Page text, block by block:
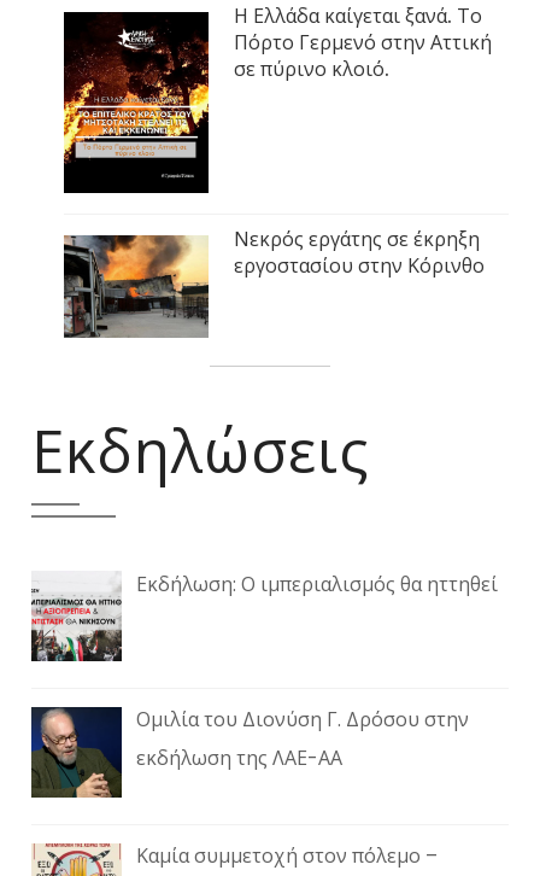
Η Ελλάδα καίγεται ξανά. Το
Πόρτο Γερμενό στην Αττική
σε πύρινο κλοιό.
Νεκρός εργάτης σε έκρηξη
εργοστασίου στην Κόρινθο
Εκδηλώσεις
Εκδήλωση: Ο ιμπεριαλισμός θα ηττηθεί
Ομιλία του Διονύση Γ. Δρόσου στην
εκδήλωση της ΛΑΕ-ΑΑ
Καμία συμμετοχή στον πόλεμο –